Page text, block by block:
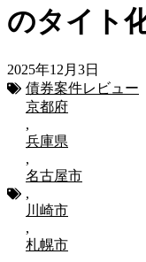
のタイト
2025年12月3日
債券案件レビュー
京都府
,
兵庫県
,
名古屋市
,
川崎市
,
札幌市